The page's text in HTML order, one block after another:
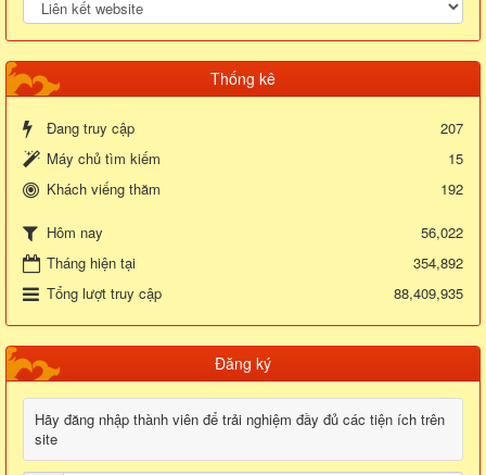
Thống kê
Đang truy cập
207
Máy chủ tìm kiếm
15
Khách viếng thăm
192
Hôm nay
56,022
Tháng hiện tại
354,892
Tổng lượt truy cập
88,409,935
Đăng ký
Hãy đăng nhập thành viên để trải nghiệm đầy đủ các tiện ích trên
site